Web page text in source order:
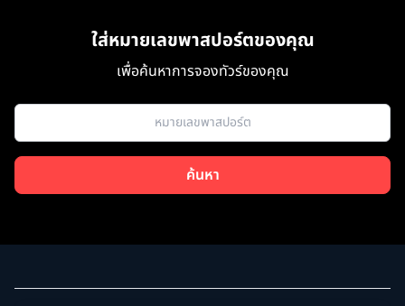
ใส่หมายเลขพาสปอร์ตของคุณ
เพื่อค้นหาการจองทัวร์ของคุณ
ค้นหา